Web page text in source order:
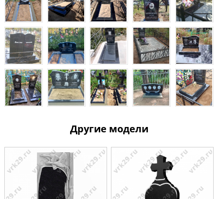
Другие модели